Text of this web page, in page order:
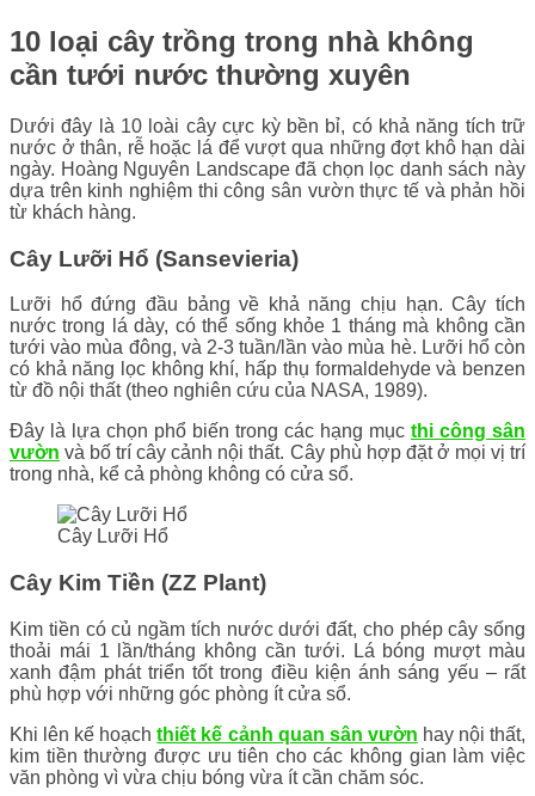
10 loại cây trồng trong nhà không
cần tưới nước thường xuyên
Dưới đây là 10 loài cây cực kỳ bền bỉ, có khả năng tích trữ
nước ở thân, rễ hoặc lá để vượt qua những đợt khô hạn dài
ngày. Hoàng Nguyên Landscape đã chọn lọc danh sách này
dựa trên kinh nghiệm thi công sân vườn thực tế và phản hồi
từ khách hàng.
Cây Lưỡi Hổ (Sansevieria)
Lưỡi hổ đứng đầu bảng về khả năng chịu hạn. Cây tích
nước trong lá dày, có thể sống khỏe 1 tháng mà không cần
tưới vào mùa đông, và 2-3 tuần/lần vào mùa hè. Lưỡi hổ còn
có khả năng lọc không khí, hấp thụ formaldehyde và benzen
từ đồ nội thất (theo nghiên cứu của NASA, 1989).
Đây là lựa chọn phổ biến trong các hạng mục thi công sân
vườn và bố trí cây cảnh nội thất. Cây phù hợp đặt ở mọi vị trí
trong nhà, kể cả phòng không có cửa sổ.
Cây Lưỡi Hổ
Cây Kim Tiền (ZZ Plant)
Kim tiền có củ ngầm tích nước dưới đất, cho phép cây sống
thoải mái 1 lần/tháng không cần tưới. Lá bóng mượt màu
xanh đậm phát triển tốt trong điều kiện ánh sáng yếu – rất
phù hợp với những góc phòng ít cửa sổ.
Khi lên kế hoạchthiết kế cảnh quan sân vườn hay nội thất,
kim tiền thường được ưu tiên cho các không gian làm việc
văn phòng vì vừa chịu bóng vừa ít cần chăm sóc.